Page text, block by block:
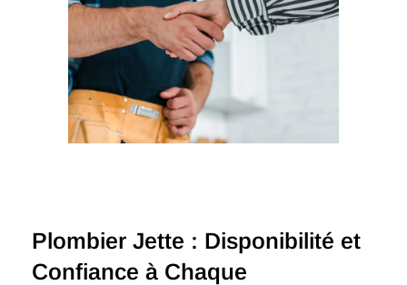
Plombier Jette : Disponibilité et
Confiance à Chaque